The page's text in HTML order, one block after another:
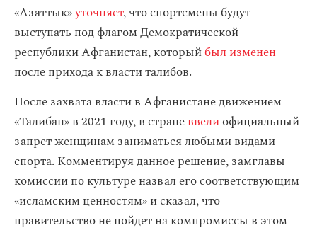
«Азаттык»уточняет, что спортсмены будут
выступать под флагом Демократической
республики Афганистан, которыйбыл изменен
после прихода к власти талибов.
После захвата власти в Афганистане движением
«Талибан» в 2021 году, в страневвелиофициальный
запрет женщинам заниматься любыми видами
спорта. Комментируя данное решение, замглавы
комиссии по культуре назвал его соответствующим
«исламским ценностям» и сказал, что
правительство не пойдет на компромиссы в этом